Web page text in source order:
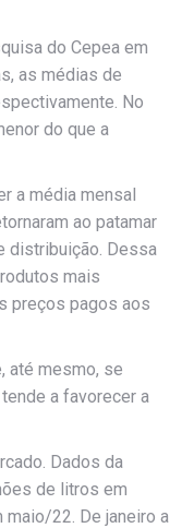
do Cepea em
as médias de
No
do que a
a média mensal
ao patamar
distribuição. Dessa
mais
preços pagos aos
até mesmo, se
a favorecer a
Dados da
de litros em
22. De janeiro a